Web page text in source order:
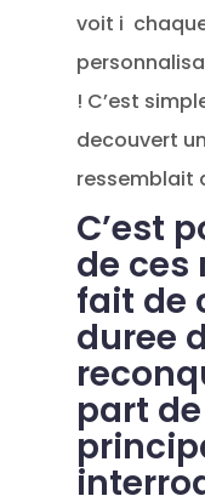
voit i
! C’est
decouvert
ressemblait
C’est
de ces
fait de
duree
part